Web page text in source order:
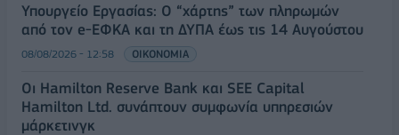
Υπουργείο Εργασίας: Ο “χάρτης” των πληρωμών
από τον e-ΕΦΚΑ και τη ΔΥΠΑ έως τις 14 Αυγούστου
08/08/2026 - 12:58 ΟΙΚΟΝΟΜΙΑ
Οι Hamilton Reserve Bank και SEE Capital
Hamilton Ltd. συνάπτουν συμφωνία υπηρεσιών
μάρκετινγκ